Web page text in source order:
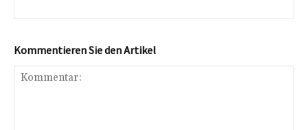
Kommentieren Sie den Artikel